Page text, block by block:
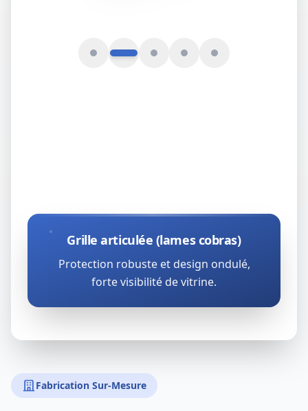
Grille articulée (lames cobras)
Protection robuste et design ondulé,
forte visibilité de vitrine.
Fabrication Sur-Mesure